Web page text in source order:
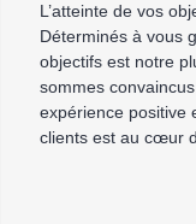
L’atteinte de vos
Déterminés à vous
objectifs est notre
sommes
expérience positive
clients est au cœur